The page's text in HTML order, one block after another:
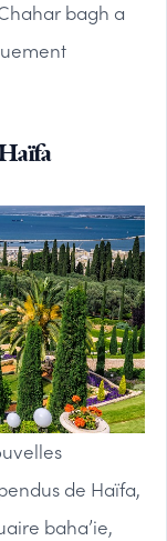
bagh a
de Haïfa,
baha’ie,